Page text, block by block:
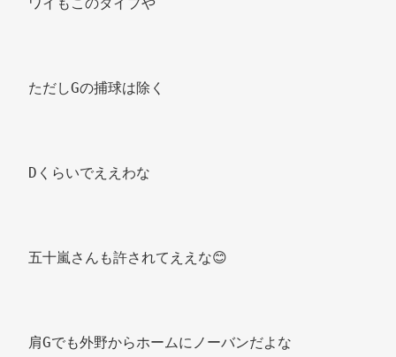
ただしGの捕球は除く
Dくらいでええわな
五十嵐さんも許されてええな😊
肩Gでも外野からホームにノーバンだよな